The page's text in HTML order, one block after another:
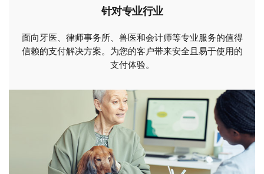
针对专业行业
面向牙医、律师事务所、兽医和会计师等专业服务的值得
信赖的支付解决方案。为您的客户带来安全且易于使用的
支付体验。